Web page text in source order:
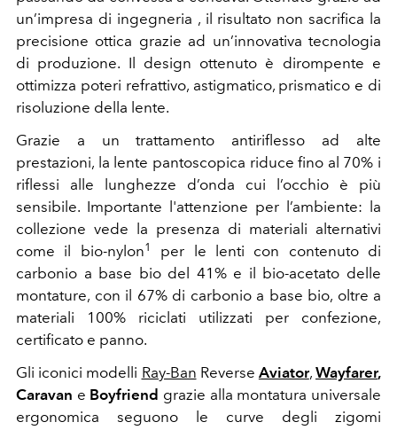
un’impresa di ingegneria , il risultato non sacrifica la
precisione ottica grazie ad un’innovativa tecnologia
di produzione. Il design ottenuto è dirompente e
ottimizza poteri refrattivo, astigmatico, prismatico e di
risoluzione della lente.
Grazie a un trattamento antiriflesso ad alte
prestazioni, la lente pantoscopica riduce fino al 70% i
riflessi alle lunghezze d’onda cui l’occhio è più
sensibile. Importante l'attenzione per l’ambiente: la
collezione vede la presenza di materiali alternativi
come il bio-nylon1
per le lenti con contenuto di
carbonio a base bio del 41% e il bio-acetato delle
montature, con il 67% di carbonio a base bio, oltre a
materiali 100% riciclati utilizzati per confezione,
certificato e panno.
Gli iconici modelli Ray-Ban Reverse Aviator,Wayfarer,
Caravan e Boyfriend grazie alla montatura universale
ergonomica seguono le curve degli zigomi